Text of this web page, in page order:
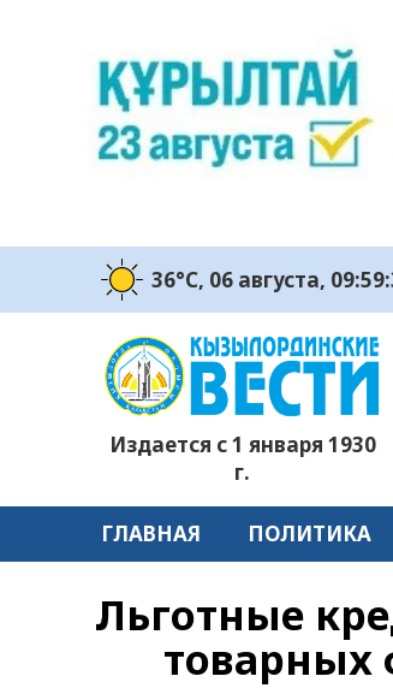
36°C, 06 августа,
Издается с 1 января 1930
г.
ГЛАВНАЯ ПОЛИТИКА
Льготные
товарных